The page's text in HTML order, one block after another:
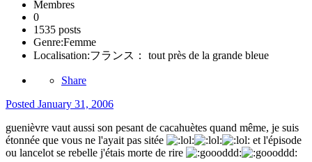
Membres
0
1535 posts
Genre:Femme
Localisation:フランス： tout près de la grande bleue
Share
Posted January 31, 2006
guenièvre vaut aussi son pesant de cacahuètes quand même, je suis
étonnée que vous ne l'ayait pas sitée
et l'épisode
ou lancelot se rebelle j'étais morte de rire